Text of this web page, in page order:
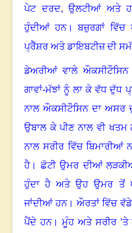
ਪੇਟ ਦਰਦ, ਉਲਟੀਆਂ ਅਤੇ
ਹੁੰਦੀਆਂ ਹਨ।ਬਜ਼ੁਰਗਾਂ ਵਿੱਚ
ਪ੍ਰੈੱਸ਼ਰ ਅਤੇ ਡਾਇਬਟੀਜ਼ ਦੀ
ਡੇਅਰੀਆਂ ਵਾਲੇ
ਗਾਵਾਂ-ਮੱਝਾਂ ਨੂੰ ਲਾ ਕੇ ਵੱਧ ਦੁੱਧ
ਨਾਲ ਔਕਸੀਟੌਸਿਨ ਦਾ ਅਸਰ
ਉਬਾਲ ਕੇ ਪੀਣ ਨਾਲ ਵੀ ਖਤਮ
ਨਾਲ ਸਰੀਰ ਵਿੱਚ ਬਿਮਾਰੀਆਂ
ਹੈ। ਛੋਟੀ ਉਮਰ ਦੀਆਂ
ਹੁੰਦਾ ਹੈ ਅਤੇ ਉਹ ਉਮਰ ਤੋਂ
ਜਾਂਦੀਆਂ ਹਨ। ਔਰਤਾਂ ਵਿੱਚ
ਪੈਂਦੇ ਹਨ। ਮੂੰਹ ਅਤੇ ਸਰੀਰ